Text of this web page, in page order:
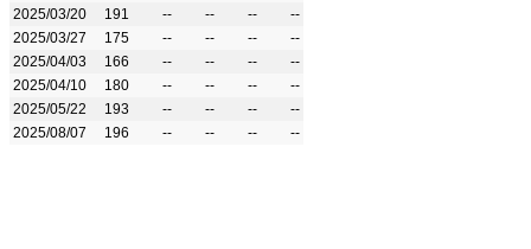
2025/03/20
191 -- -- --
--
2025/03/27
175 -- -- --
--
2025/04/03
166 -- -- --
--
2025/04/10
180 -- -- --
--
2025/05/22
193 -- -- --
--
2025/08/07
196 -- -- -- --